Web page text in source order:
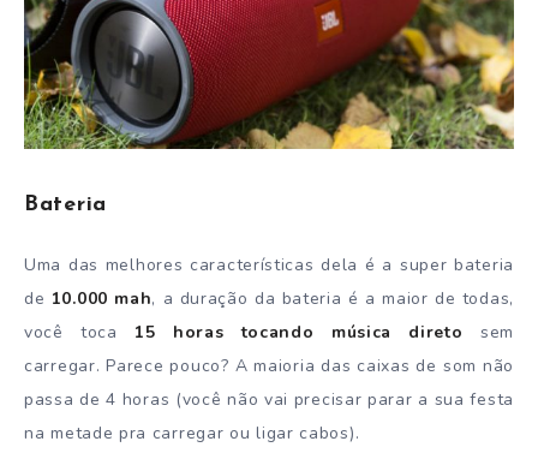
Bateria
Uma das melhores características dela é a super bateria
de 10.000 mah, a duração da bateria é a maior de todas,
você toca 15 horas tocando música direto sem
carregar. Parece pouco? A maioria das caixas de som não
passa de 4 horas (você não vai precisar parar a sua festa
na metade pra carregar ou ligar cabos).